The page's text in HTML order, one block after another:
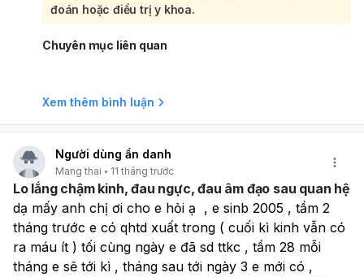
phù hợp, bạn nên đến khám tại chuyên khoa Sản Phụ
khoa. Bác sĩ sẽ thăm khám và có thể yêu cầu làm thêm
các xét nghiệm cần thiết để chẩn đoán.
đoán hoặc điều trị y khoa.
Chuyên mục liên quan
Xem thêm bình luận
Người dùng ẩn danh
Mang thai 11 tháng trước
Lo lắng chậm kinh, đau ngực, đau âm đạo sau quan hệ
dạ mấy anh chị ơi cho e hỏi ạ  , e sinb 2005 , tầm 2
tháng trước e có qhtd xuất trong ( cuối kì kinh vẫn có
ra máu ít ) tối cùng ngày e đã sd ttkc , tầm 28 mỗi
tháng e sẽ tới kì , tháng sau tới ngày 3 e mới có ,